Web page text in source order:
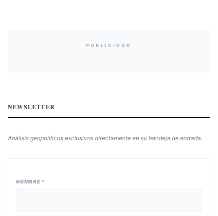
PUBLICIDAD
NEWSLETTER
Análisis geopolíticos exclusivos directamente en su bandeja de entrada.
NOMBRE *